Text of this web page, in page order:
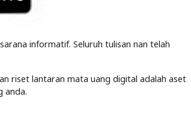
informatif. Seluruh tulisan nan telah
riset lantaran mata uang digital adalah aset
anda.